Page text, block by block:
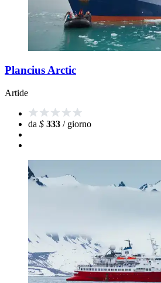
Plancius Arctic
Artide
da $ 333 / giorno